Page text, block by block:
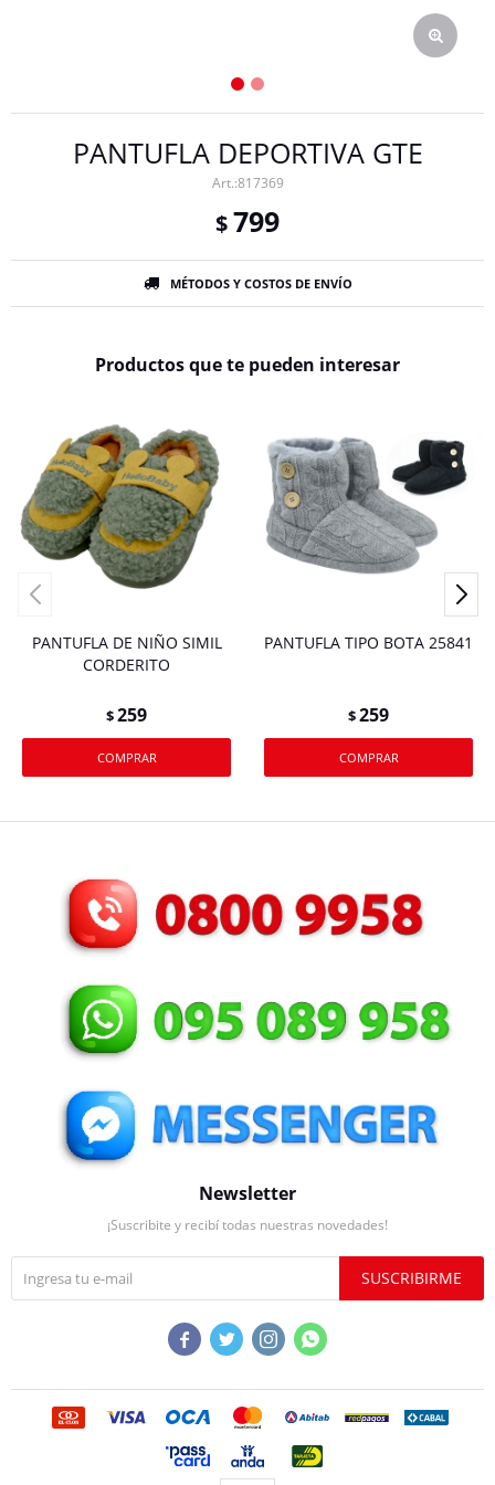
PANTUFLA DEPORTIVA GTE
817369
$799
MÉTODOS Y COSTOS DE ENVÍO
Productos que te pueden interesar
PANTUFLA DE NIÑO SIMIL
CORDERITO
$259
PANTUFLA TIPO BOTA 25841
$259
Newsletter
¡Suscribite y recibí todas nuestras novedades!
SUSCRIBIRME
   